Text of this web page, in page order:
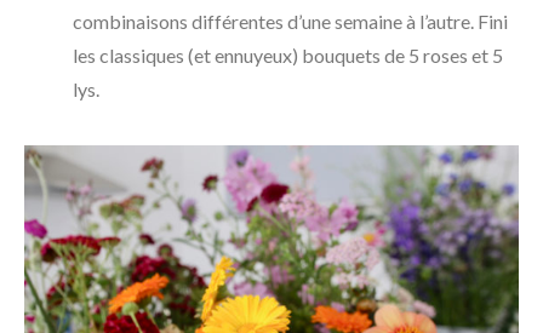
combinaisons différentes d’une semaine à l’autre. Fini
les classiques (et ennuyeux) bouquets de 5 roses et 5
lys.